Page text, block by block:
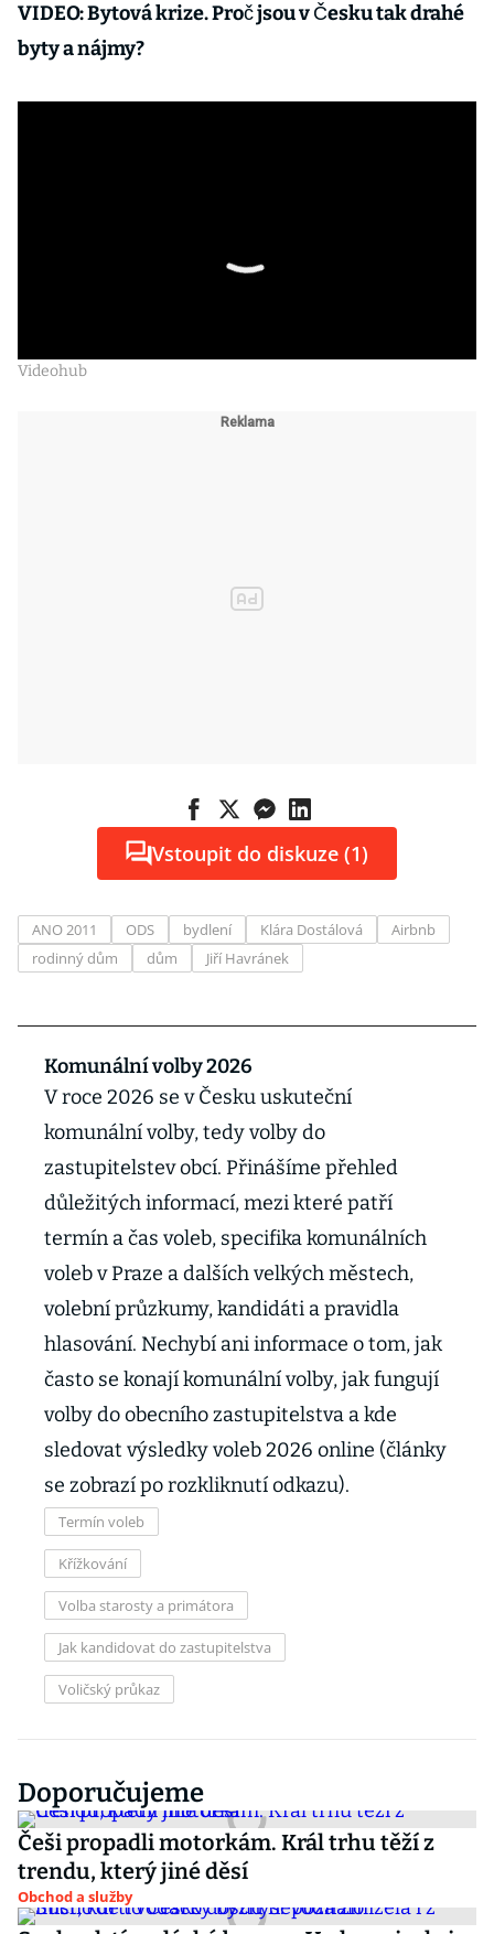
VIDEO: Bytová krize. Proč jsou v Česku tak drahé
byty a nájmy?
Videohub
Vstoupit do diskuze (1)
ANO 2011 ODS bydlení Klára Dostálová
Airbnb
rodinný dům
dům Jiří Havránek
Komunální volby 2026
V roce 2026 se v Česku uskuteční
komunální volby, tedy volby do
zastupitelstev obcí. Přinášíme přehled
důležitých informací, mezi které patří
termín a čas voleb, specifika komunálních
voleb v Praze a dalších velkých městech,
volební průzkumy, kandidáti a pravidla
hlasování. Nechybí ani informace o tom, jak
často se konají komunální volby, jak fungují
volby do obecního zastupitelstva a kde
sledovat výsledky voleb 2026 online (články
se zobrazí po rozkliknutí odkazu).
Termín voleb
Křížkování
Volba starosty a primátora
Jak kandidovat do zastupitelstva
Voličský průkaz
Doporučujeme
Češi propadli motorkám. Král trhu těží z
trendu, který jiné děsí
Obchod a služby